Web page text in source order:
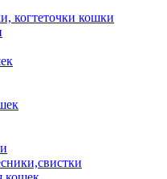
когтеточки кошки